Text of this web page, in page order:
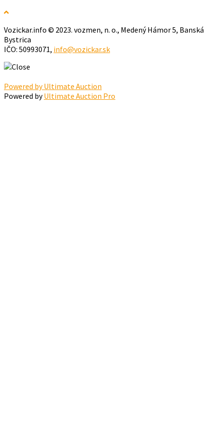
Vozickar.info © 2023. vozmen, n. o., Medený Hámor 5, Banská
Bystrica
IČO: 50993071, info@vozickar.sk
Powered by Ultimate Auction
Powered byUltimate Auction Pro